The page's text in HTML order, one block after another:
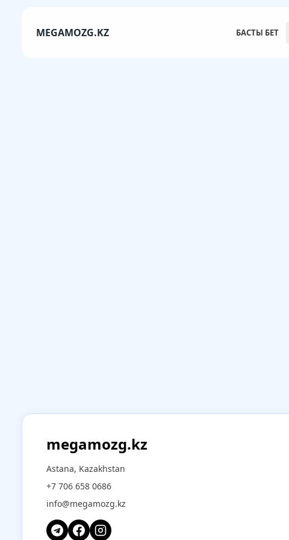
MEGAMOZG.KZ БАСТЫ БЕТ
megamozg.kz
Astana, Kazakhstan
+7 706 658 0686
info@megamozg.kz